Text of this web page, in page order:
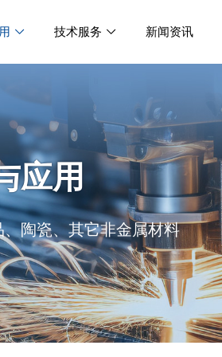
 技术服务  新闻资讯
应用
陶瓷、其它非金属材料